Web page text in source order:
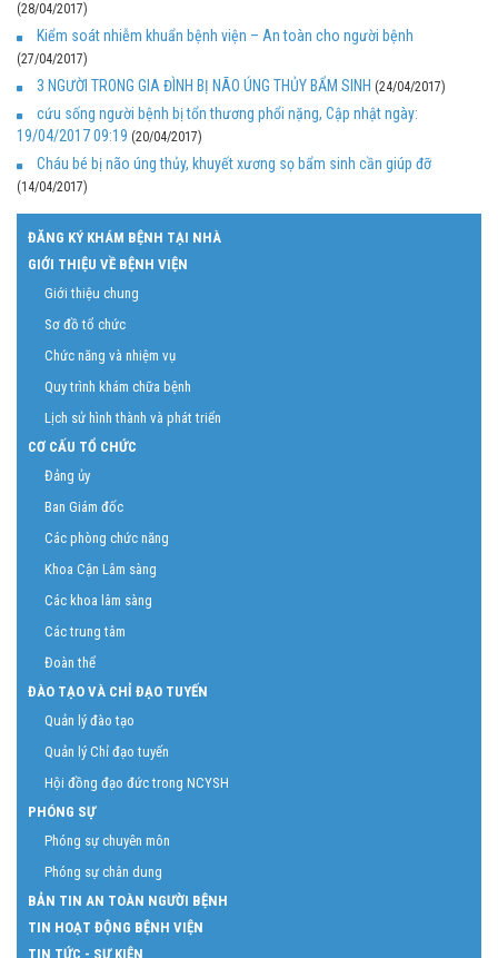
(28/04/2017)
Kiểm soát nhiễm khuẩn bệnh viện – An toàn cho người bệnh
(27/04/2017)
3 NGƯỜI TRONG GIA ĐÌNH BỊ NÃO ÚNG THỦY BẨM SINH (24/04/2017)
cứu sống người bệnh bị tổn thương phổi nặng, Cập nhật ngày:
19/04/2017 09:19 (20/04/2017)
Cháu bé bị não úng thủy, khuyết xương sọ bẩm sinh cần giúp đỡ
(14/04/2017)
ĐĂNG KÝ KHÁM BỆNH TẠI NHÀ
GIỚI THIỆU VỀ BỆNH VIỆN
Giới thiệu chung
Sơ đồ tổ chức
Chức năng và nhiệm vụ
Quy trình khám chữa bệnh
Lịch sử hình thành và phát triển
CƠ CẤU TỔ CHỨC
Đảng ủy
Ban Giám đốc
Các phòng chức năng
Khoa Cận Lâm sàng
Các khoa lâm sàng
Các trung tâm
Đoàn thể
ĐÀO TẠO VÀ CHỈ ĐẠO TUYẾN
Quản lý đào tạo
Quản lý Chỉ đạo tuyến
Hội đồng đạo đức trong NCYSH
PHÓNG SỰ
Phóng sự chuyên môn
Phóng sự chân dung
BẢN TIN AN TOÀN NGƯỜI BỆNH
TIN HOẠT ĐỘNG BỆNH VIỆN
TIN TỨC - SỰ KIỆN